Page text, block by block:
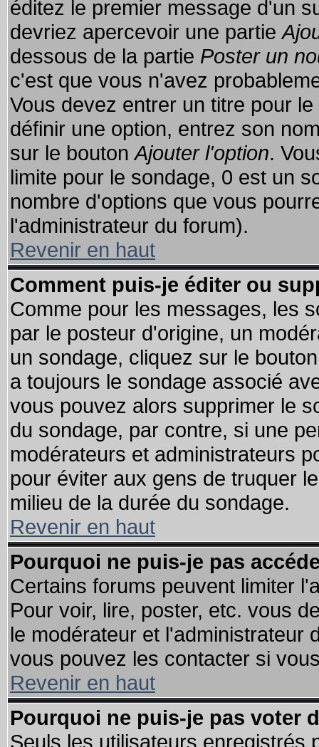
éditez le premier message d'un
devriez apercevoir une partie
dessous de la partie Poster un
c'est que vous n'avez
Vous devez entrer un titre pour
définir une option, entrez son
sur le boutonAjouter l'option.
limite pour le sondage, 0 est un
nombre d'options que vous
l'administrateur du forum).
Revenir en haut
Comment puis-je éditer ou
Comme pour les messages, les
par le posteur d'origine, un
un sondage, cliquez sur le
a toujours le sondage associé
vous pouvez alors supprimer le
du sondage, par contre, si une
modérateurs et administrateurs
pour éviter aux gens de truquer
milieu de la durée du sondage.
Revenir en haut
Pourquoi ne puis-je pas
Certains forums peuvent limiter
Pour voir, lire, poster, etc. vous
le modérateur et l'administrateur
vous pouvez les contacter si
Revenir en haut
Pourquoi ne puis-je pas voter
Seuls les utilisateurs enregistrés